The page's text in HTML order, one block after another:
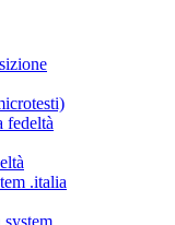
fedeltà
.italia